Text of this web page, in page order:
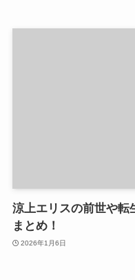
涼上エリスの前世や転
まとめ！
2026年1月6日